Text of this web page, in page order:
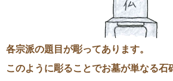
各宗派の題目が彫ってあります。
このように彫ることでお墓が単なる石